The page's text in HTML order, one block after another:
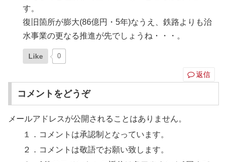
す。
復旧箇所が膨大(86億円・5年)なうえ、鉄路よりも治
水事業の更なる推進が先でしょうね・・・。
Like 0
返信
コメントをどうぞ
メールアドレスが公開されることはありません。
１．コメントは承認制となっています。
２．コメントは敬語でお願い致します。